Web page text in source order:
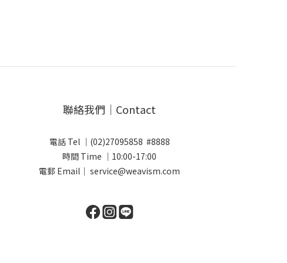
聯絡我們｜Contact
電話 Tel ｜(02)27095858 #8888
時間 Time ｜10:00-17:00
電郵 Email｜ service@weavism.com